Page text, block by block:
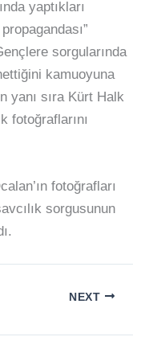
yaptıkları
sorgularında
kamuoyuna
yanı sıra Kürt Halk
fotoğraflarını
fotoğrafları
sorgusunun
NEXT